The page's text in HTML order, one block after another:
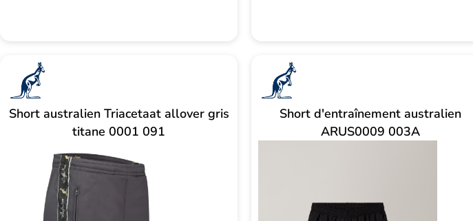
Short australien Triacetaat allover gris
titane 0001 091
Short d'entraînement australien
ARUS0009 003A